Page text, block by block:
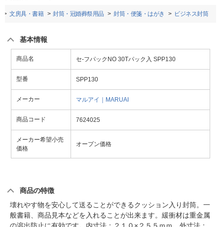
文房具・書籍 封筒・冠婚葬祭用品 封筒・便箋・はがき ビジネス封筒
基本情報
商品名 セ-フパックNO 30Tパック入 SPP130
型番 SPP130
メーカー マルアイ｜MARUAI
商品コード 7624025
メーカー希望小売
価格
オープン価格
商品の特徴
壊れやす物を安心して送ることができるクッション入り封筒。一
般書籍、商品見本などを入れることが出来ます。緩衝材は重金属